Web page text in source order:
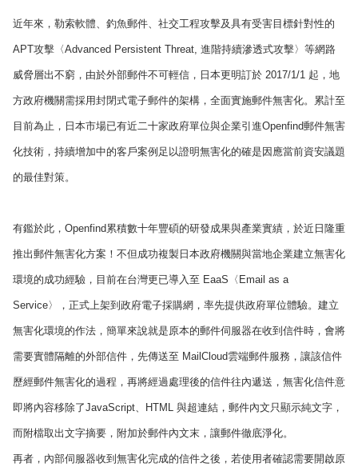
近年來，勒索軟體、釣魚郵件、社交工程攻擊及具有受害目標針對性的
APT攻擊〈Advanced Persistent Threat, 進階持續滲透式攻擊〉等網路
威脅層出不窮，由於外部郵件不可輕信，日本更明訂於 2017/1/1 起，地
方政府機關需採用封閉式電子郵件的架構，全面實施郵件無害化。累計至
目前為止，日本市場已有近二十家政府單位與企業引進Openfind郵件無害
化技術，持續增加中的客戶案例足以證明無害化的確是因應當前資安議題
的最佳對策。
有鑑於此，Openfind累積數十年豐碩的研發成果與產業實績，於近日隆重
推出郵件無害化方案！不但成功複製日本政府機關與當地企業建立無害化
環境的成功經驗，目前在台灣更已導入至 EaaS〈Email as a
Service〉，正式上架到政府電子採購網，率先提供政府單位體驗。建立
無害化環境的作法，簡單來說就是原本的郵件伺服器在收到信件時，會將
需要實體隔離的外部信件，先傳送至 MailCloud雲端郵件服務，讓該信件
歷經郵件無害化的過程，再將經過處理後的信件往內遞送，無害化信件意
即將內容移除了JavaScript、HTML 與超連結，郵件內文只顯示純文字，
而附檔取出文字摘要，附加於郵件內文末，讓郵件徹底淨化。
再者，內部伺服器收到無害化完成的信件之後，若使用者確認需要開啟原